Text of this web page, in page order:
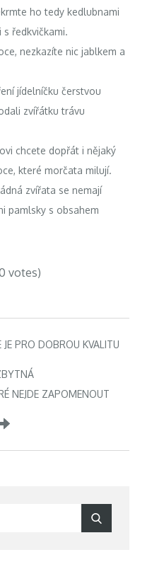
ho tedy kedlubnami
ředkvičkami.
nezkazíte nic jablkem a
jídelníčku čerstvou
zvířátku trávu
chcete dopřát i nějaký
které morčata milují.
zvířata se nemají
pamlsky s obsahem
votes)
PRO DOBROU KVALITU
NEJDE ZAPOMENOUT